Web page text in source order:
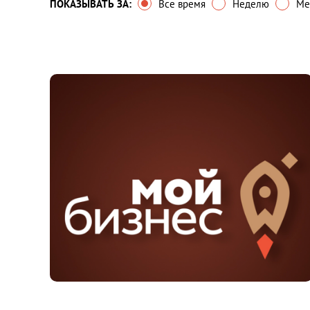
ПОКАЗЫВАТЬ ЗА: Все время Неделю